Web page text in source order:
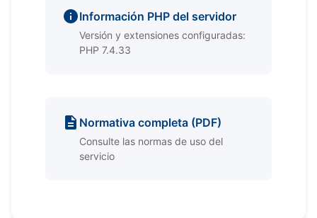
Información PHP del servidor
Versión y extensiones configuradas:
PHP 7.4.33
Normativa completa (PDF)
Consulte las normas de uso del
servicio